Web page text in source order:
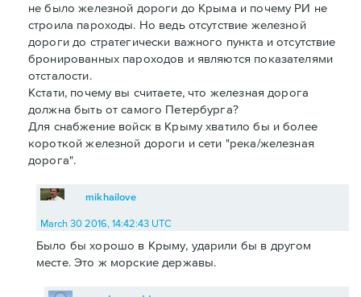
не было железной дороги до Крыма и почему РИ не
строила пароходы. Но ведь отсутствие железной
дороги до стратегически важного пункта и отсутствие
бронированных пароходов и являются показателями
отсталости.
Кстати, почему вы считаете, что железная дорога
должна быть от самого Петербурга?
Для снабжение войск в Крыму хватило бы и более
короткой железной дороги и сети "река/железная
дорога".
mikhailove
March 30 2016, 14:42:43 UTC
Было бы хорошо в Крыму, ударили бы в другом
месте. Это ж морские державы.